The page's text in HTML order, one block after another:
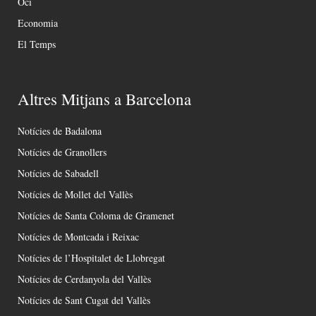
Economia
El Temps
Altres Mitjans a Barcelona
Notícies de Badalona
Notícies de Granollers
Notícies de Sabadell
Notícies de Mollet del Vallès
Notícies de Santa Coloma de Gramenet
Notícies de Montcada i Reixac
Notícies de l’Hospitalet de Llobregat
Notícies de Cerdanyola del Vallès
Notícies de Sant Cugat del Vallès